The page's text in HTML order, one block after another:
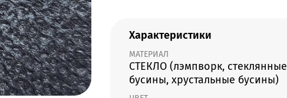
Характеристики
МАТЕРИАЛ
СТЕКЛО (лэмпворк, стеклянные
бусины, хрустальные бусины)